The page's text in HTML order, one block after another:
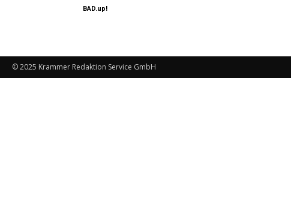
BAD.up!
© 2025 Krammer Redaktion Service GmbH